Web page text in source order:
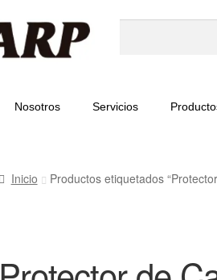
Nosotros Servicios
Inicio Productos etiquetados